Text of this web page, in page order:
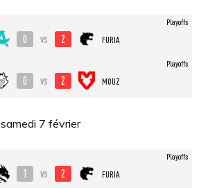
0 vs 2 FURIA
Playoffs
0 vs 2 MOUZ
Playoffs
samedi 7 février
1 vs 2 FURIA
Playoffs